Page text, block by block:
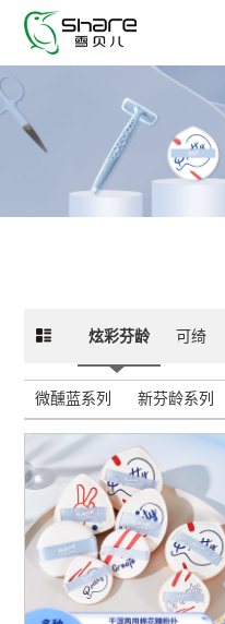
炫彩芬龄 可绮
微醺蓝系列 新芬龄系列